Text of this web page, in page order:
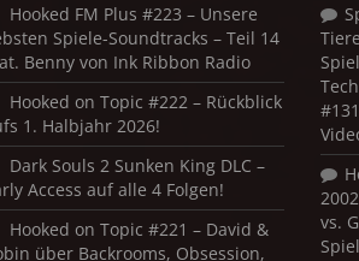
Hooked FM Plus #223 – Unsere
Spiele-Soundtracks – Teil 14
Benny von Ink Ribbon Radio
Hooked on Topic #222 – Rückblick
1. Halbjahr 2026!
Dark Souls 2 Sunken King DLC –
Access auf alle 4 Folgen!
Hooked on Topic #221 – David &
über Backrooms, Obsession,
vs.